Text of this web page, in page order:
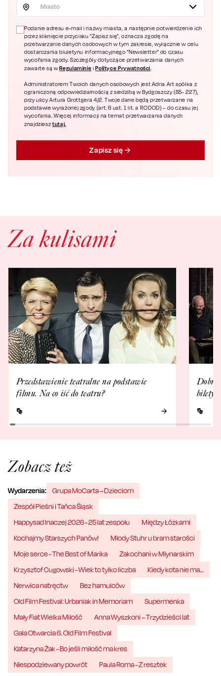
Miasto
Podanie adresu e-mail i nazwy miasta, a następnie potwierdzenie ich
przez kliknięcie przycisku "Zapisz się", oznacza zgodę na
przetwarzanie danych osobowych w tym zakresie, wyłącznie w celu
dostarczania biuletynu informacyjnego "Newsletter" do czasu
wycofania zgody. Szczegóły dotyczące przetwarzania danych
zawarte są wRegulaminie iPolityce Prywatności.
Administratorem Twoich danych osobowych jest Adria Art spółka z
ograniczoną odpowiedzialnością z siedzibą w Bydgoszczy (85- 227),
przy ulicy Artura Grottgera 4/2. Twoje dane będą przetwarzane na
podstawie wyrażonej zgody (art. 6 ust. 1 lit. a RODOD) – do czasu jej
wycofania. Więcej informacji na temat przetwarzania danych
znajdziesztutaj.
Zapisz się
Za kulisami
Przedstawienie teatralne na podstawie
filmu. Na co iść do teatru?
bilety
Zobacz też
Wydarzenia:
Grupa MoCarta – Dzieciom
Zespół Pieśni i Tańca Śląsk
Happysad Inaczej 2026 - 25 lat zespołu
Między Łóżkami
Kochajmy Starszych Panów!
Młody Stuhr u bram starości
Moje serce - The Best of Marika
Zakochani w Młynarskim
Krzysztof Cugowski - Wiek to tylko liczba
Kiedy kota nie ma…
Nerwica natręctw
Bez hamulców
Old Film Festival: Urbaniak in Memoriam
Supermenka
Mały Fiat Wielka Miłość
Anna Wyszkoni – Trzydzieści lat
Gala Otwarcia 6. Old Film Festival
Katarzyna Żak - Bo jeśli miłość ma kres
Niespodziewany powrót
Paula Roma - Z resztek